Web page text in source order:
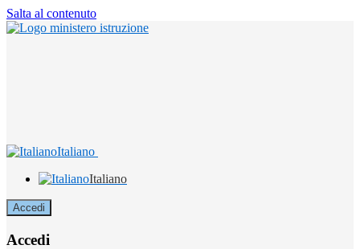
Salta al contenuto
Italiano
Italiano
Accedi
Accedi